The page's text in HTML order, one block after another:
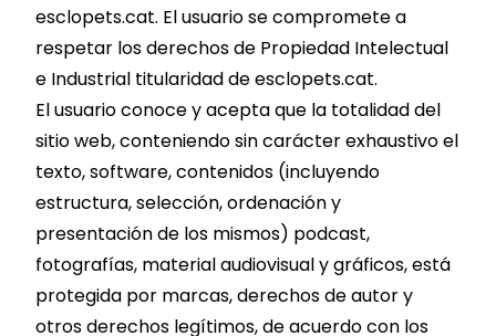
esclopets.cat. El usuario se compromete a
respetar los derechos de Propiedad Intelectual
e Industrial titularidad de esclopets.cat.
El usuario conoce y acepta que la totalidad del
sitio web, conteniendo sin carácter exhaustivo el
texto, software, contenidos (incluyendo
estructura, selección, ordenación y
presentación de los mismos) podcast,
fotografías, material audiovisual y gráficos, está
protegida por marcas, derechos de autor y
otros derechos legítimos, de acuerdo con los